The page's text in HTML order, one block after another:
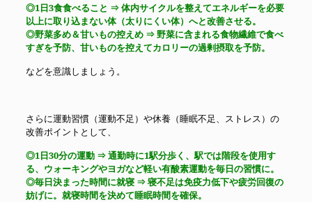
◎1日3食食べること ⇒ 体内サイクルを整えてエネルギーを必要
以上に取り込まない体（太りにくい体）へと改善させる。
◎野菜多め＆甘いもの控えめ ⇒ 野菜に含まれる食物繊維で食べ
すぎを予防、甘いものを控えてカロリーの過剰摂取を予防。
などを意識しましょう。
さらに運動習慣（運動不足）や休養（睡眠不足、ストレス）の
改善ポイントとして、
◎1日30分の運動 ⇒ 通勤時に1駅分歩く、駅では階段を使用す
る、ウォーキングやヨガなど軽い有酸素運動を毎日の習慣に。
◎毎日決まった時間に就寝 ⇒ 寝不足は免疫力低下や疲労回復の
妨げに。就寝時間を決めて睡眠時間を確保。